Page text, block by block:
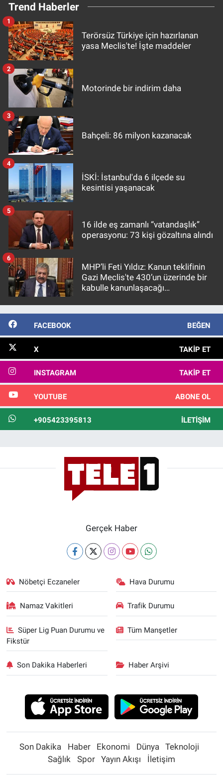
Trend Haberler
Terörsüz Türkiye için hazırlanan
yasa Meclis'te! İşte maddeler
1
Motorinde bir indirim daha
2
Bahçeli: 86 milyon kazanacak
3
İSKİ: İstanbul'da 6 ilçede su
kesintisi yaşanacak
4
16 ilde eş zamanlı “vatandaşlık”
operasyonu: 73 kişi gözaltına alındı
5
MHP’li Feti Yıldız: Kanun teklifinin
Gazi Meclis'te 430’un üzerinde bir
kabulle kanunlaşacağı
6
FACEBOOK BEĞEN
X TAKIP ET
INSTAGRAM TAKIP ET
YOUTUBE ABONE OL
+905423395813 İLETIŞIM
Gerçek Haber
Nöbetçi Eczaneler Hava Durumu
Namaz Vakitleri Trafik Durumu
Süper Lig Puan Durumu ve
Fikstür
Tüm Manşetler
Son Dakika Haberleri Haber Arşivi
Son Dakika Haber Ekonomi Dünya
Teknoloji
Sağlık
Spor Yayın Akışı İletişim